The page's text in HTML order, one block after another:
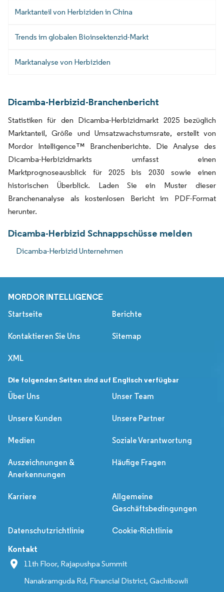
Marktanteil von Herbiziden in China
Trends im globalen Bioinsektenzid-Markt
Marktanalyse von Herbiziden
Dicamba-Herbizid-Branchenbericht
Statistiken für den Dicamba-Herbizidmarkt 2025 bezüglich
Marktanteil, Größe und Umsatzwachstumsrate, erstellt von
Mordor Intelligence™ Branchenberichte. Die Analyse des
Dicamba-Herbizidmarkts umfasst einen
Marktprognoseausblick für 2025 bis 2030 sowie einen
historischen Überblick. Laden Sie ein Muster dieser
Branchenanalyse als kostenlosen Bericht im PDF-Format
herunter.
Dicamba-Herbizid Schnappschüsse melden
Dicamba-Herbizid Unternehmen
MORDOR INTELLIGENCE
Startseite Berichte
Kontaktieren Sie Uns Sitemap
XML
Die folgenden Seiten sind auf Englisch verfügbar
Über Uns
Unser Team
Unsere Kunden Unsere Partner
Medien Soziale Verantwortung
Auszeichnungen &
Anerkennungen
Häufige Fragen
Karriere
Allgemeine
Geschäftsbedingungen
Datenschutzrichtlinie Cookie-Richtlinie
Kontakt
11th Floor, Rajapushpa Summit
Nanakramguda Rd, Financial District, Gachibowli